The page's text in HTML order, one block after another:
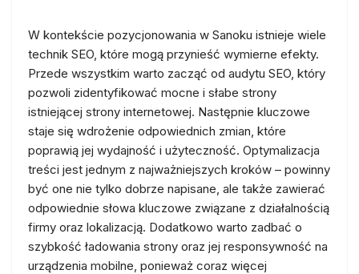
W kontekście pozycjonowania w Sanoku istnieje wiele
technik SEO, które mogą przynieść wymierne efekty.
Przede wszystkim warto zacząć od audytu SEO, który
pozwoli zidentyfikować mocne i słabe strony
istniejącej strony internetowej. Następnie kluczowe
staje się wdrożenie odpowiednich zmian, które
poprawią jej wydajność i użyteczność. Optymalizacja
treści jest jednym z najważniejszych kroków – powinny
być one nie tylko dobrze napisane, ale także zawierać
odpowiednie słowa kluczowe związane z działalnością
firmy oraz lokalizacją. Dodatkowo warto zadbać o
szybkość ładowania strony oraz jej responsywność na
urządzenia mobilne, ponieważ coraz więcej